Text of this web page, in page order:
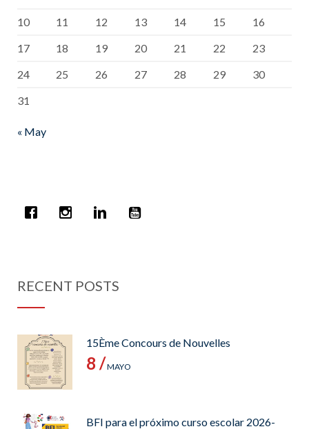
10
11 12 13 14 15
16
17
18 19 20 21 22
23
24
25 26 27 28 29
30
31
« May
RECENT POSTS
15Ème Concours de Nouvelles
8 /MAYO
BFI para el próximo curso escolar 2026-